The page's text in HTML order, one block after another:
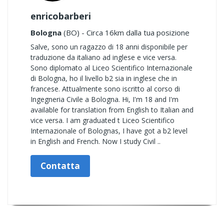
enricobarberi
Bologna (BO) - Circa 16km dalla tua posizione
Salve, sono un ragazzo di 18 anni disponibile per
traduzione da italiano ad inglese e vice versa.
Sono diplomato al Liceo Scientifico Internazionale
di Bologna, ho il livello b2 sia in inglese che in
francese. Attualmente sono iscritto al corso di
Ingegneria Civile a Bologna. Hi, I'm 18 and I'm
available for translation from English to Italian and
vice versa. I am graduated t Liceo Scientifico
Internazionale of Bolognas, I have got a b2 level
in English and French. Now I study Civil ..
Contatta